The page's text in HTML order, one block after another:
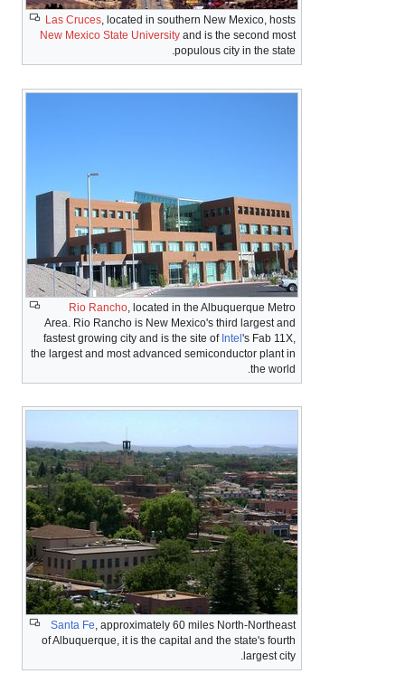
Las Cruces, located in southern New Mexico, hosts
New Mexico State Universityand is the second most
populous city in the state.
Rio Rancho, located in the Albuquerque Metro
Area. Rio Rancho is New Mexico's third largest and
fastest growing city and is the site of
the largest and most advanced semiconductor plant in
Santa Fe , approximately 60 miles North-Northeast
of Albuquerque, it is the capital and the state's fourth